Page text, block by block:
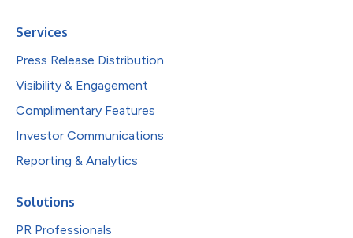
Services
Press Release Distribution
Visibility & Engagement
Complimentary Features
Investor Communications
Reporting & Analytics
Solutions
PR Professionals